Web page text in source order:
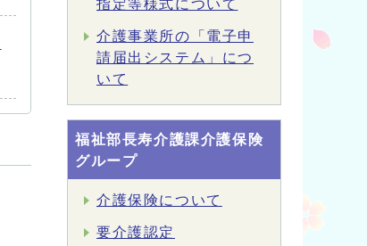
指定等様式について
介護事業所の「電子申
請届出システム」につ
いて
福祉部長寿介護課介護保険
グループ
介護保険について
要介護認定